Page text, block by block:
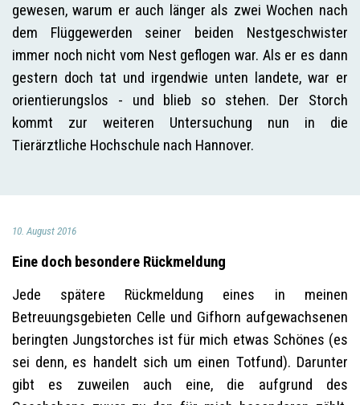
gewesen, warum er auch länger als zwei Wochen nach
dem Flüggewerden seiner beiden Nestgeschwister
immer noch nicht vom Nest geflogen war. Als er es dann
gestern doch tat und irgendwie unten landete, war er
orientierungslos - und blieb so stehen. Der Storch
kommt zur weiteren Untersuchung nun in die
Tierärztliche Hochschule nach Hannover.
10. August 2016
Eine doch besondere Rückmeldung
Jede spätere Rückmeldung eines in meinen
Betreuungsgebieten Celle und Gifhorn aufgewachsenen
beringten Jungstorches ist für mich etwas Schönes (es
sei denn, es handelt sich um einen Totfund). Darunter
gibt es zuweilen auch eine, die aufgrund des